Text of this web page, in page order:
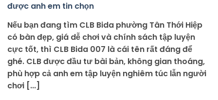
được anh em tin chọn
Nếu bạn đang tìm CLB Bida phường Tân Thới Hiệp
có bàn đẹp, giá dễ chơi và chính sách tập luyện
cực tốt, thì CLB Bida 007 là cái tên rất đáng để
ghé. CLB được đầu tư bài bản, không gian thoáng,
phù hợp cả anh em tập luyện nghiêm túc lẫn người
chơi [...]